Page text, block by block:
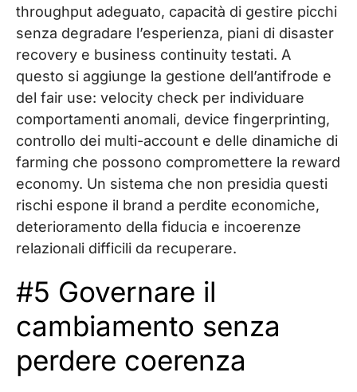
throughput adeguato, capacità di gestire picchi
senza degradare l’esperienza, piani di disaster
recovery e business continuity testati. A
questo si aggiunge la gestione dell’antifrode e
del fair use: velocity check per individuare
comportamenti anomali, device fingerprinting,
controllo dei multi-account e delle dinamiche di
farming che possono compromettere la reward
economy. Un sistema che non presidia questi
rischi espone il brand a perdite economiche,
deterioramento della fiducia e incoerenze
relazionali difficili da recuperare.
#5 Governare il
cambiamento senza
perdere coerenza